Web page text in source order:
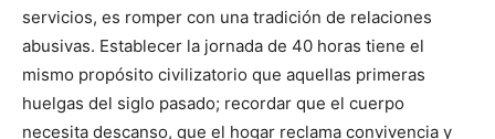
servicios, es romper con una tradición de relaciones
abusivas. Establecer la jornada de 40 horas tiene el
mismo propósito civilizatorio que aquellas primeras
huelgas del siglo pasado; recordar que el cuerpo
necesita descanso, que el hogar reclama convivencia y